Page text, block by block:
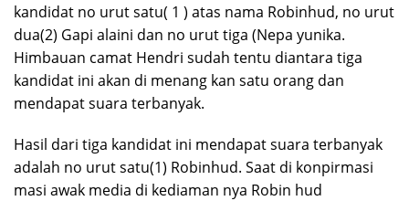
kandidat no urut satu( 1 ) atas nama Robinhud, no urut
dua(2) Gapi alaini dan no urut tiga (Nepa yunika.
Himbauan camat Hendri sudah tentu diantara tiga
kandidat ini akan di menang kan satu orang dan
mendapat suara terbanyak.
Hasil dari tiga kandidat ini mendapat suara terbanyak
adalah no urut satu(1) Robinhud. Saat di konpirmasi
masi awak media di kediaman nya Robin hud